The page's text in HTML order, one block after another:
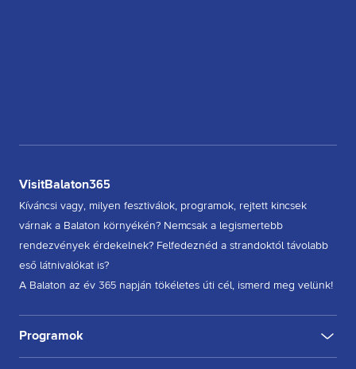
VisitBalaton365
Kíváncsi vagy, milyen fesztiválok, programok, rejtett kincsek
várnak a Balaton környékén? Nemcsak a legismertebb
rendezvények érdekelnek? Felfedeznéd a strandoktól távolabb
eső látnivalókat is?
A Balaton az év 365 napján tökéletes úti cél, ismerd meg velünk!
Programok